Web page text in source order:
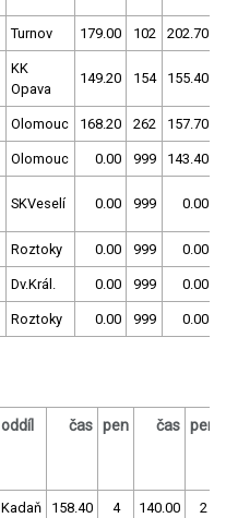
Turnov 179.00 102 202.70
KK
Opava
149.20 154 155.40
Olomouc 168.20 262 157.70
Olomouc 0.00 999 143.40
SKVeselí 0.00 999 0.00
Roztoky 0.00 999 0.00
Dv.Král. 0.00 999 0.00
Roztoky 0.00 999 0.00
oddíl čas pen čas pen
Kadaň 158.40 4 140.00 2